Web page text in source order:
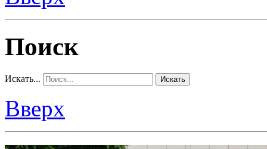
Поиск
Искать... Искать
Вверх